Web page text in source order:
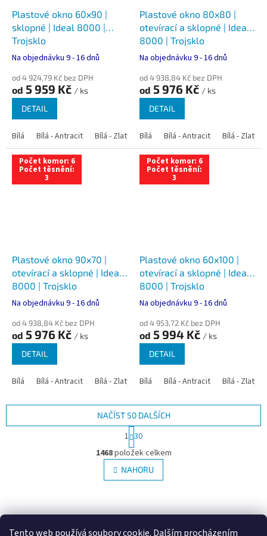
Tento web používá soubory cookie. Dalším procházením
Plastové okno 60x90 |
sklopné | Ideal 8000 |
Trojsklo
Na objednávku 9 - 16 dnů
od 4 924,79 Kč bez DPH
od 5 959 Kč / ks
DETAIL
Bílá Bílá - Antracit Bílá - Zlatý dub Bílá - Tmavý dub Bílá -
Plastové okno 80x80 |
otevírací a sklopné | Ideal
8000 | Trojsklo
Na objednávku 9 - 16 dnů
od 4 938,84 Kč bez DPH
od 5 976 Kč / ks
DETAIL
Bílá Bílá - Antracit Bílá - Zlatý
Počet komor: 6
Počet těsnění:
3
Plastové okno 90x70 |
otevírací a sklopné | Ideal
8000 | Trojsklo
Na objednávku 9 - 16 dnů
od 4 938,84 Kč bez DPH
od 5 976 Kč / ks
DETAIL
Bílá Bílá - Antracit Bílá - Zlatý dub Bílá - Tmavý dub Bílá -
Počet komor: 6
Počet těsnění:
3
Plastové okno 60x100 |
otevírací a sklopné | Ideal
8000 | Trojsklo
Na objednávku 9 - 16 dnů
od 4 953,72 Kč bez DPH
od 5 994 Kč / ks
DETAIL
Bílá Bílá - Antracit Bílá - Zlatý
O
v
l
á
c
NAČÍST 50 DALŠÍCH
S
t
r
á
n
k
á
í
1 30
1468položek celkem
NAHORU
á